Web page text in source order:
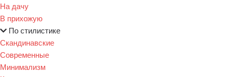
На дачу
В прихожую
По стилистике
Скандинавские
Современные
Минимализм